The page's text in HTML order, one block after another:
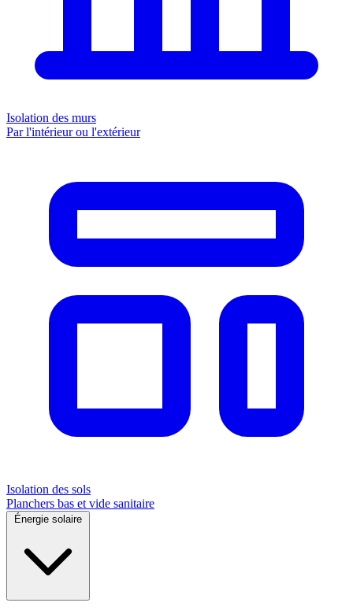
Isolation des murs
Par l'intérieur ou l'extérieur
Isolation des sols
Planchers bas et vide sanitaire